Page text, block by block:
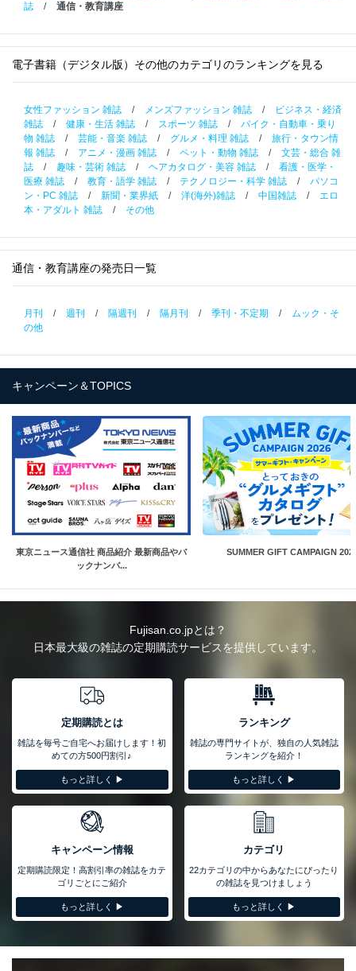
誌
/ 通信・教育講座
電子書籍（デジタル版）その他のカテゴリのランキングを見る
女性ファッション 雑誌 / メンズファッション 雑誌 /
ビジネス・経済
雑誌
/ 健康・生活 雑誌 / スポーツ 雑誌 /
バイク・自動車・乗り
物 雑誌
/ 芸能・音楽 雑誌 / グルメ・料理 雑誌 /
旅行・タウン情
報 雑誌
/ アニメ・漫画 雑誌 / ペット・動物 雑誌 /
文芸・総合 雑
誌
/ 趣味・芸術 雑誌 / ヘアカタログ・美容 雑誌 /
看護・医学・
医療 雑誌
/ 教育・語学 雑誌 / テクノロジー・科学 雑誌 /
パソコ
ン・PC 雑誌
/ 新聞・業界紙 / 洋(海外)雑誌 / 中国雑誌 /
エロ
本・アダルト 雑誌
/ その他
通信・教育講座の発売日一覧
月刊 / 週刊 / 隔週刊 / 隔月刊 / 季刊・不定期 /
ムック・そ
の他
キャンペーン＆TOPICS
東京ニュース通信社 商品紹介 最新商品やバ
ックナンバ...
SUMMER GIFT CAMPAIGN
Fujisan.co.jpとは？
日本最大級の雑誌の定期購読サービスを提供しています。
定期購読とは
雑誌を毎号ご自宅へお届けします！初
めての方500円割引♪
もっと詳しく ▶︎
ランキング
雑誌の専門サイトが、独自の人気雑誌
ランキングを紹介！
もっと詳しく ▶︎
キャンペーン情報
定期購読限定！高割引率の雑誌をカテ
ゴリごとにご紹介
もっと詳しく ▶︎
カテゴリ
22カテゴリの中からあなたにぴったり
の雑誌を見つけましょう
もっと詳しく ▶︎